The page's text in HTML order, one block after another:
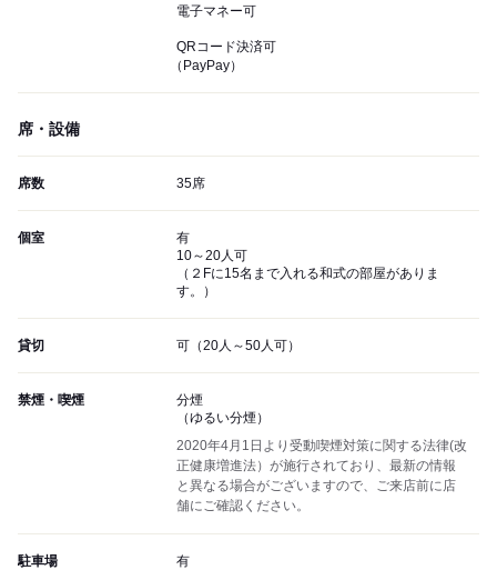
電子マネー可
QRコード決済可
（PayPay）
席・設備
席数 35席
個室
有
10～20人可
（２Fに15名まで入れる和式の部屋がありま
す。）
貸切 可（20人～50人可）
禁煙・喫煙
分煙
（ゆるい分煙）
2020年4月1日より受動喫煙対策に関する法律(改
正健康増進法）が施行されており、最新の情報
と異なる場合がございますので、ご来店前に店
舗にご確認ください。
駐車場 有